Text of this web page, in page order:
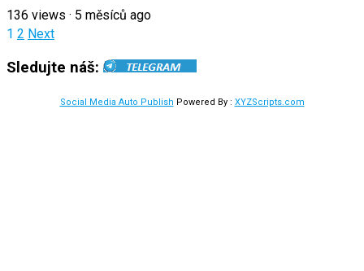
136 views · 5 měsíců ago
Stránkování
1 2 Next
Sledujte náš:
Social Media Auto Publish Powered By : XYZScripts.com